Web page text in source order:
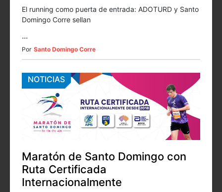
El running como puerta de entrada: ADOTURD y Santo
Domingo Corre sellan
...
Por Santo Domingo Corre
NOTICIAS
Maratón de Santo Domingo con
Ruta Certificada
Internacionalmente